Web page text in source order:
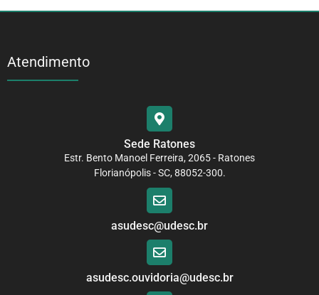
Atendimento
Sede Ratones
Estr. Bento Manoel Ferreira, 2065 - Ratones
Florianópolis - SC, 88052-300.
asudesc@udesc.br
asudesc.ouvidoria@udesc.br